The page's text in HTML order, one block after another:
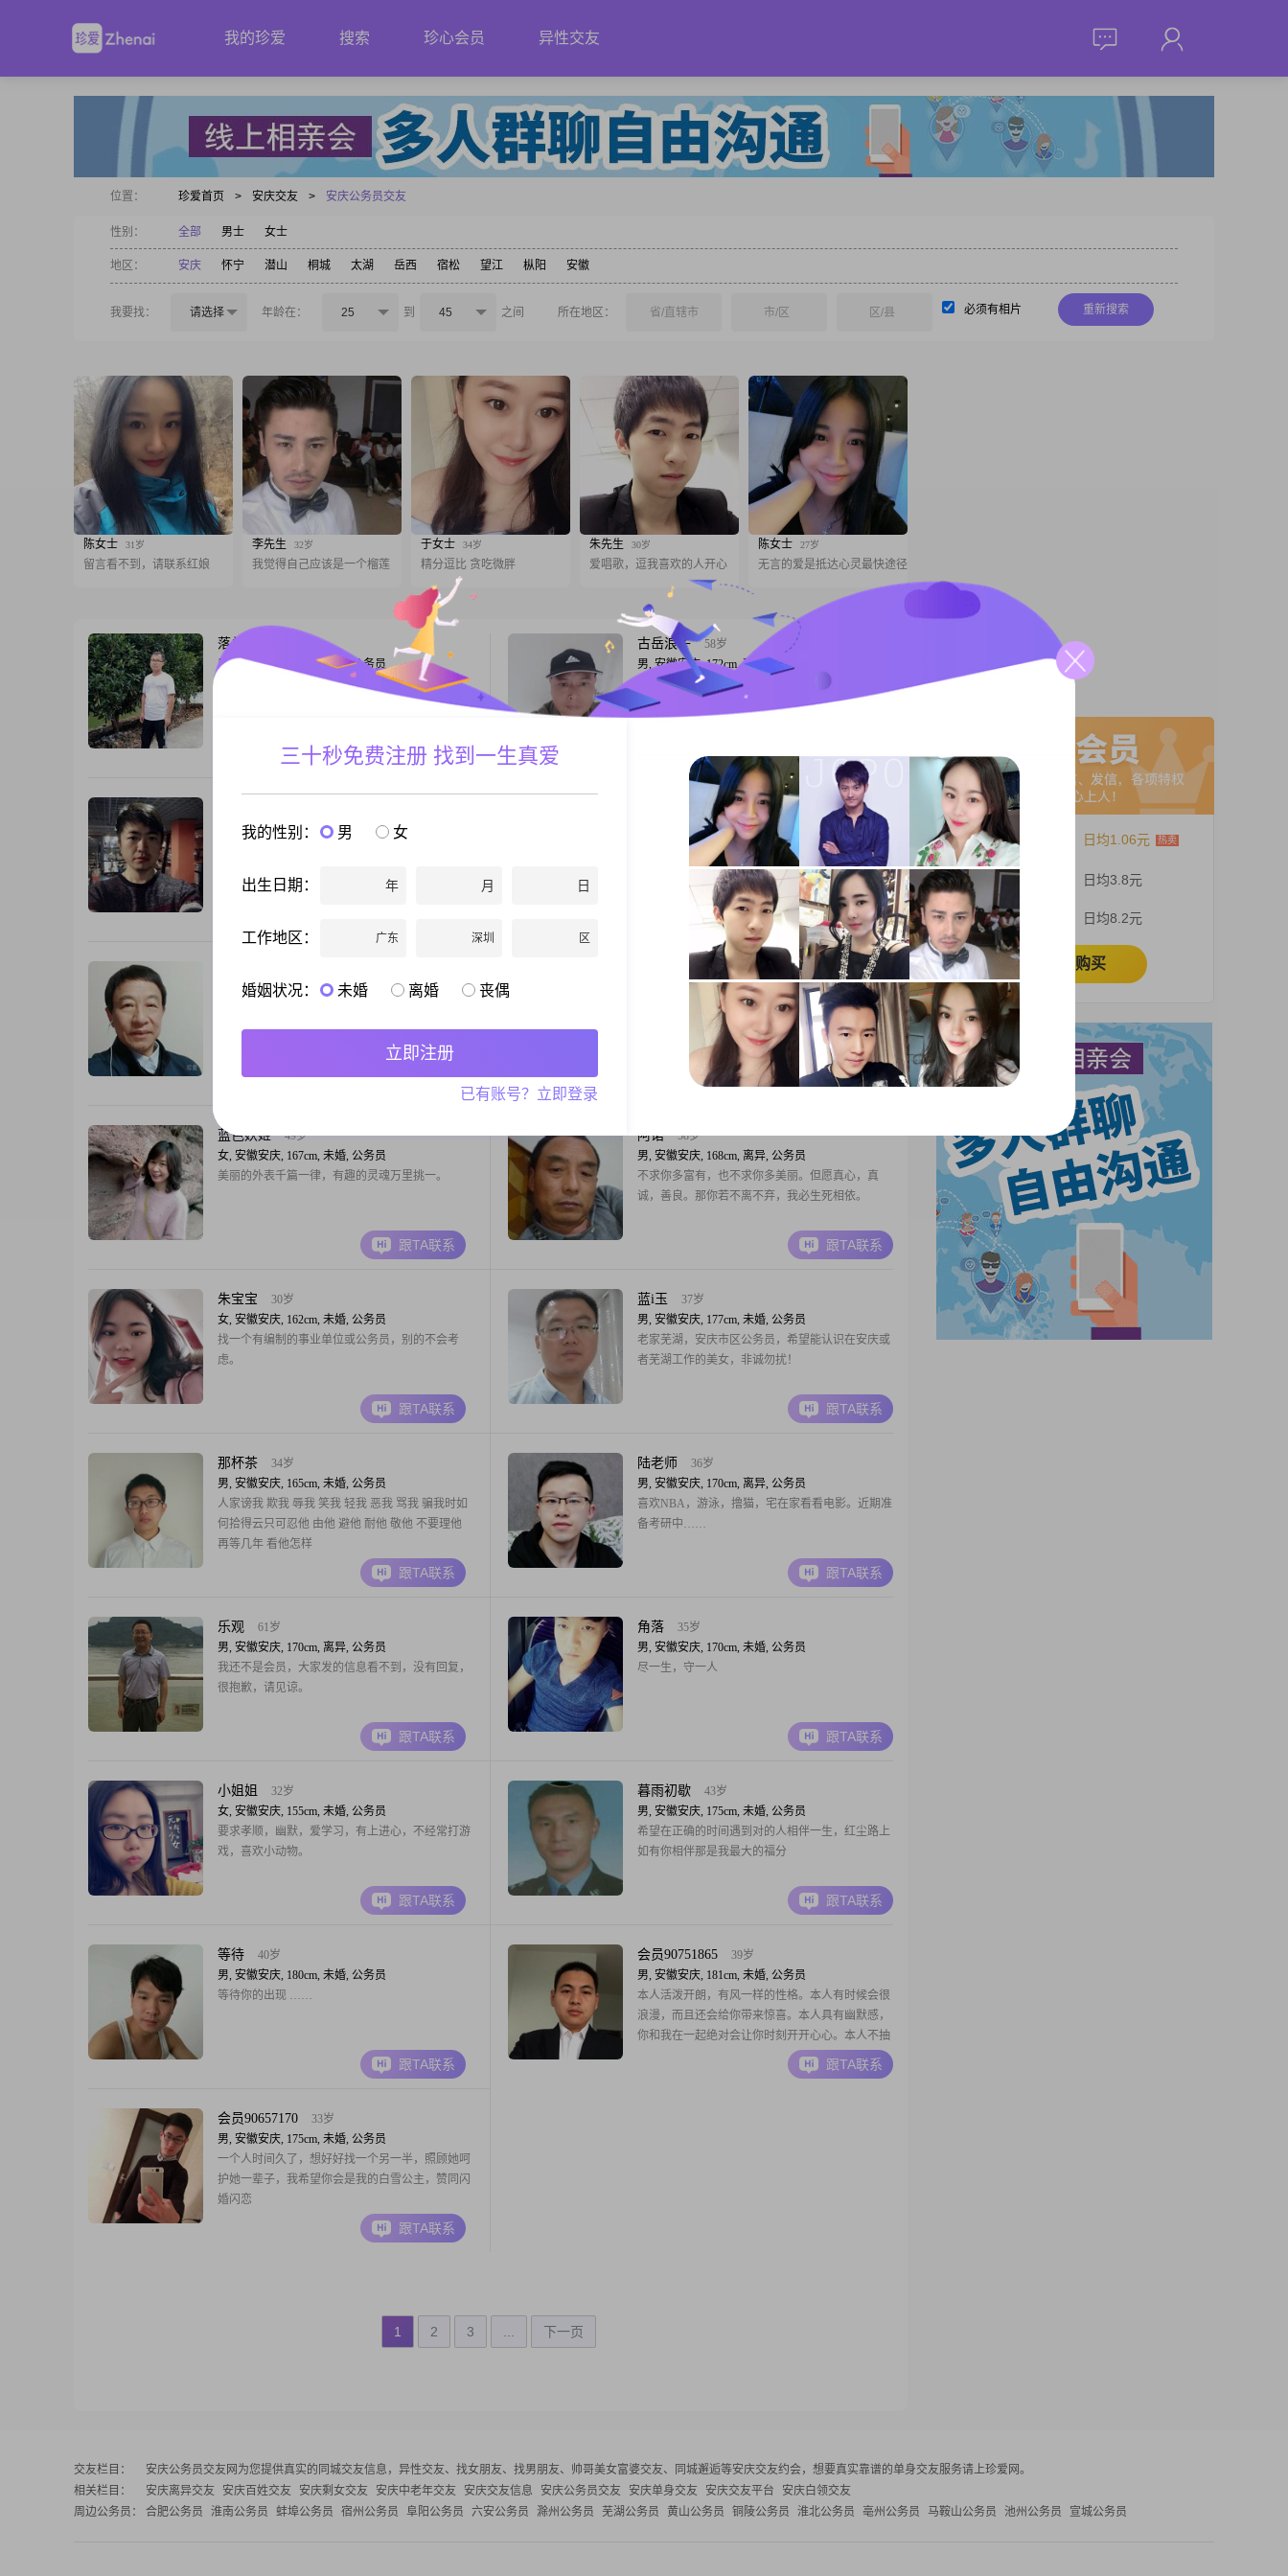
我的珍爱 搜索 珍心会员 异性交友
位置： 珍爱首页 > 安庆交友 > 安庆公务员交友
性别： 全部 男士 女士
地区： 安庆 怀宁 潜山 桐城 太湖 岳西 宿松 望江 枞阳 安徽
我要找： 请选择 年龄在： 25 到 45 之间 所在地区： 省/直辖市 市/区 区/县 必须有相片 重新搜索
陈女士 31岁
留言看不到，请联系红娘
李先生 32岁
我觉得自己应该是一个榴莲
于女士 34岁
精分逗比 贪吃微胖
朱先生 30岁
爱唱歌，逗我喜欢的人开心
陈女士 27岁
无言的爱是抵达心灵最快途径
落单的孤鹰
男, 安徽安庆, 170cm, 离异, 公务员
在这繁华的城市中，希望远方的她能读懂我的心
声，一起携手到老，在这个繁华喧嚣的世界里，我
最内在的精神生活中，我们每个人都是孤独的，爱
并不能消除这种孤独，但正因为由己及人地领悟到
跟TA联系
古岳浪子
58岁
男, 安徽安庆, 172cm, 离异, 公务员
一个追求生活品味，伴侣同甘共苦，小富即安的人
##3002##
跟TA联系
男, 安徽安庆, 175cm, 未婚, 公务员
33岁
男, 安徽安庆, 176cm, 未婚, 公务员
个人自评成熟稳重不失风趣活泼，聪明而不失睿
智，勤奋上进不知苦，为人行事落落大方，有血有
肉有情有义，平时擅长运动，喜好文学，好交好品
性之朋友，希望找一位善解人意，爱我顾家，品性
俱佳之女子，共续廊桥遗梦。
跟TA联系
男, 安徽安庆, 175cm, 离异, 公务员
炼身体，身高一米七五，体重七十公斤左右，退休
金每个月五千以上。爱看书学习，也乐于旅游和体
育活动。为人诚信明理，希望在这平台找到三观基
本相同，包容互爱，善良诚心实意过日子的女伴！
跟TA联系
男, 安徽安庆, 172cm, 丧偶, 公务员
：因系统原因，发不了信息，可以的话电话或微信
跟TA联系
蓝色妖姬
49岁
女, 安徽安庆, 167cm, 未婚, 公务员
美丽的外表千篇一律，有趣的灵魂万里挑一。
跟TA联系
阿诺
58岁
男, 安徽安庆, 168cm, 离异, 公务员
不求你多富有，也不求你多美丽。但愿真心，真
诚，善良。那你若不离不弃，我必生死相依。
跟TA联系
朱宝宝
30岁
女, 安徽安庆, 162cm, 未婚, 公务员
找一个有编制的事业单位或公务员，别的不会考
虑。
跟TA联系
蓝i玉
37岁
男, 安徽安庆, 177cm, 未婚, 公务员
老家芜湖，安庆市区公务员，希望能认识在安庆或
者芜湖工作的美女，非诚勿扰！
跟TA联系
那杯茶
34岁
男, 安徽安庆, 165cm, 未婚, 公务员
人家谤我 欺我 辱我 笑我 轻我 恶我 骂我 骗我时如
何拾得云只可忍他 由他 避他 耐他 敬他 不要理他
再等几年 看他怎样
跟TA联系
陆老师
36岁
男, 安徽安庆, 170cm, 离异, 公务员
喜欢NBA，游泳，撸猫，宅在家看看电影。近期准
备考研中……
跟TA联系
乐观
61岁
男, 安徽安庆, 170cm, 离异, 公务员
我还不是会员，大家发的信息看不到，没有回复，
很抱歉，请见谅。
跟TA联系
角落
35岁
男, 安徽安庆, 170cm, 未婚, 公务员
尽一生，守一人
跟TA联系
小姐姐
32岁
女, 安徽安庆, 155cm, 未婚, 公务员
要求孝顺，幽默，爱学习，有上进心，不经常打游
戏，喜欢小动物。
跟TA联系
暮雨初歇
43岁
男, 安徽安庆, 175cm, 未婚, 公务员
希望在正确的时间遇到对的人相伴一生，红尘路上
如有你相伴那是我最大的福分
跟TA联系
等待
40岁
男, 安徽安庆, 180cm, 未婚, 公务员
等待你的出现 ……
跟TA联系
会员90751865
39岁
男, 安徽安庆, 181cm, 未婚, 公务员
本人活泼开朗，有风一样的性格。本人有时候会很
浪漫，而且还会给你带来惊喜。本人具有幽默感，
你和我在一起绝对会让你时刻开开心心。本人不抽
烟，喝酒嘛只在聚会的时候或者是心情烦躁的时候
喝点。本人喜欢听歌、看电影、唱歌、游泳、打
跟TA联系
会员90657170
33岁
男, 安徽安庆, 175cm, 未婚, 公务员
一个人时间久了，想好好找一个另一半，照顾她呵
护她一辈子，我希望你会是我的白雪公主，赞同闪
婚闪恋
跟TA联系
1 2 3 下一页
日均1.06元
日均3.8元
日均8.2元
立即购买
交友栏目： 安庆公务员交友网 为您提供真实的同城交友信息，异性交友、找女朋友、找男朋友、帅哥美女富婆交友、同城邂逅等安庆交友约会，想要真实靠谱的单身交友服务请上珍爱网。
相关栏目：
安庆离异交友 安庆百姓交友 安庆剩女交友 安庆中老年交友 安庆交友信息 安庆公务员交友 安庆单身交友 安庆交友平台
安庆白领交友
周边公务员：
合肥公务员 淮南公务员 蚌埠公务员 宿州公务员 阜阳公务员 六安公务员 滁州公务员 芜湖公务员 黄山公务员 铜陵公务员 淮北公务员 亳州公务员 马鞍山公务员 池州公务员 宣城公务员
三十秒免费注册 找到一生真爱
我的性别： 男 女
出生日期： 年 月 日
工作地区： 广东 深圳 区
婚姻状况： 未婚 离婚 丧偶
立即注册
已有账号？立即登录